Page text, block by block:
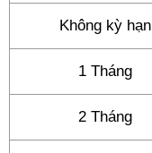
Không kỳ hạn
1 Tháng
2 Tháng